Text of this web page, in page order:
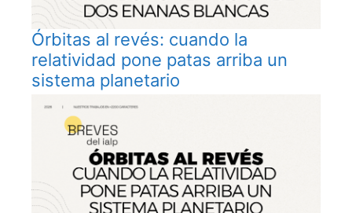
Órbitas al revés: cuando la
relatividad pone patas arriba un
sistema planetario